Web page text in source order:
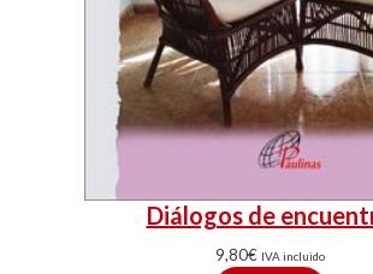
Diálogos de
9,80€ IVA incluido